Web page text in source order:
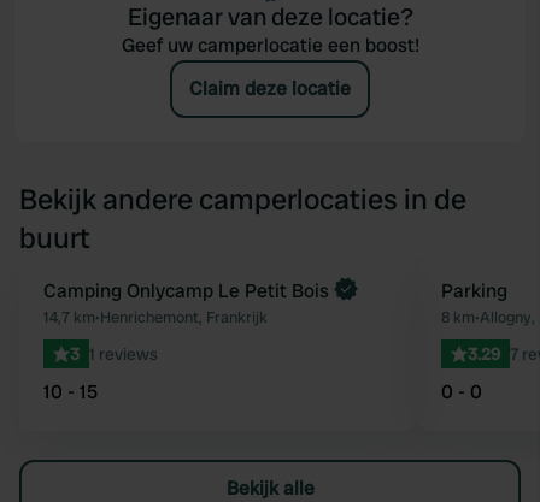
Eigenaar van deze locatie?
Geef uw camperlocatie een boost!
Claim deze locatie
Bekijk andere camperlocaties in de
buurt
Favoriet
Camping Onlycamp Le Petit Bois
14,7 km•Henrichemont, Frankrijk
3 1 reviews
10 - 15
Parking
8 km•Allogny,
3.29 7
0 - 0
Bekijk alle